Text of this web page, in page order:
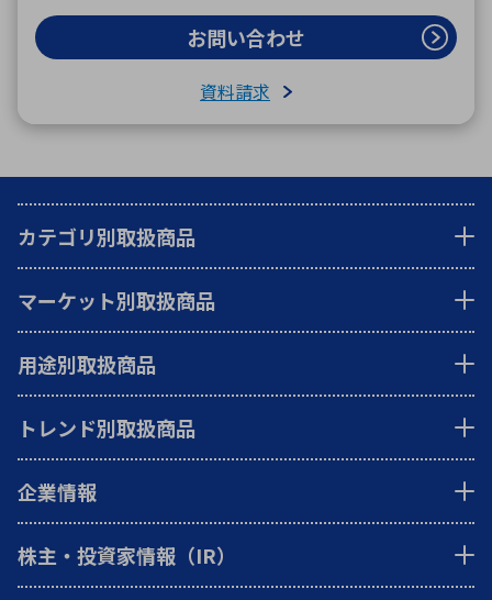
お問い合わせ
資料請求
カテゴリ別取扱商品
マーケット別取扱商品
用途別取扱商品
トレンド別取扱商品
企業情報
株主・投資家情報（IR）